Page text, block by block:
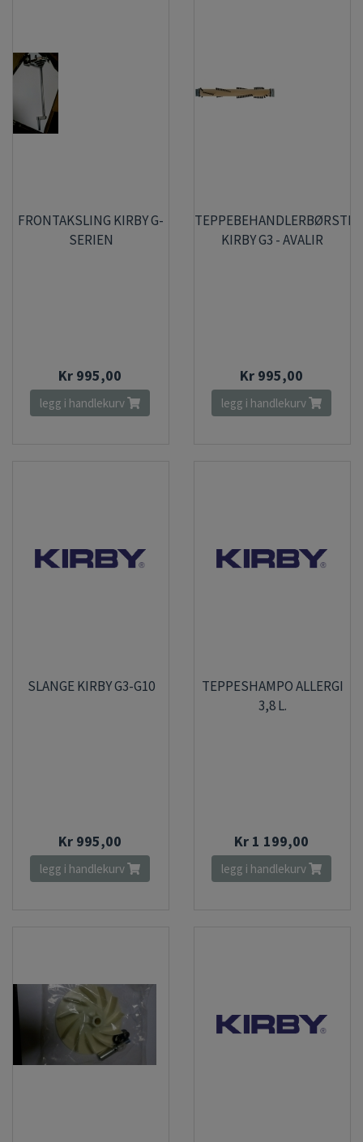
FRONTAKSLING KIRBY G-
SERIEN
Kr 995,00
legg i handlekurv
TEPPEBEHANDLERBØRSTE
KIRBY G3 - AVALIR
Kr 995,00
legg i handlekurv
SLANGE KIRBY G3-G10
Kr 995,00
legg i handlekurv
TEPPESHAMPO ALLERGI
3,8 L.
Kr 1 199,00
legg i handlekurv